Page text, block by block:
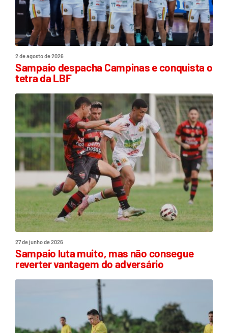
2 de agosto de 2026
Sampaio despacha Campinas e conquista o
tetra da LBF
27 de junho de 2026
Sampaio luta muito, mas não consegue
reverter vantagem do adversário